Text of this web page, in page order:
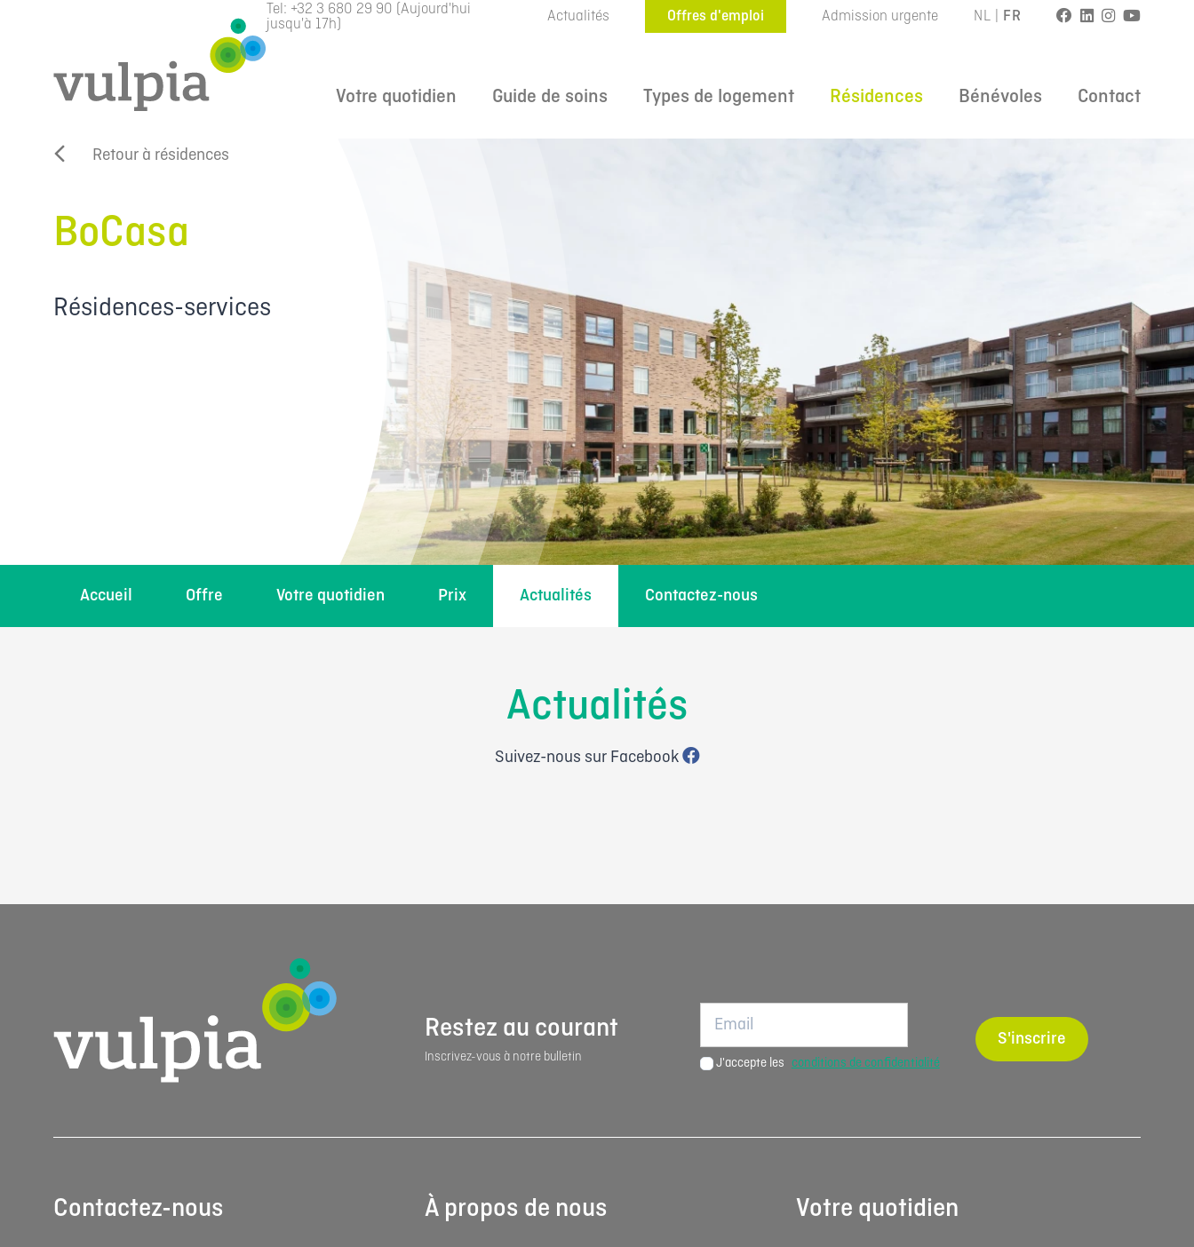
Tel: +32 3 680 29 90 (Aujourd'hui
jusqu'à 17h)
Actualités Offres d'emploi Admission urgente NL FR
Votre quotidien Guide de soins Types de logement Résidences Bénévoles Contact
Retour à résidences
BoCasa
Résidences-services
Accueil Offre Votre quotidien Prix Actualités Contactez-nous
Actualités
Suivez-nous sur Facebook
Restez au courant
Inscrivez-vous à notre bulletin J'accepte les conditions de confidentialité
S'inscrire
Contactez-nous À propos de nous Votre quotidien